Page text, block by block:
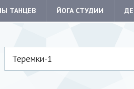
ТАНЦЕВ ЙОГА СТУДИИ
Теремки-1